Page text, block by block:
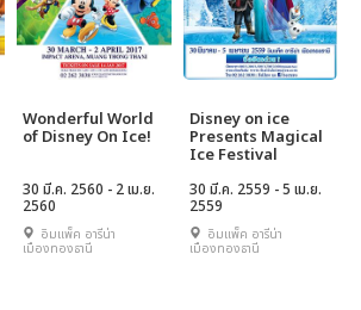
Wonderful World
of Disney On Ice!
30 มี.ค. 2560 - 2 เม.ย.
2560
อิมแพ็ค อารีน่า
เมืองทองธานี
Disney on ice
Presents Magical
Ice Festival
30 มี.ค. 2559 - 5 เม.ย.
2559
อิมแพ็ค อารีน่า
เมืองทองธานี